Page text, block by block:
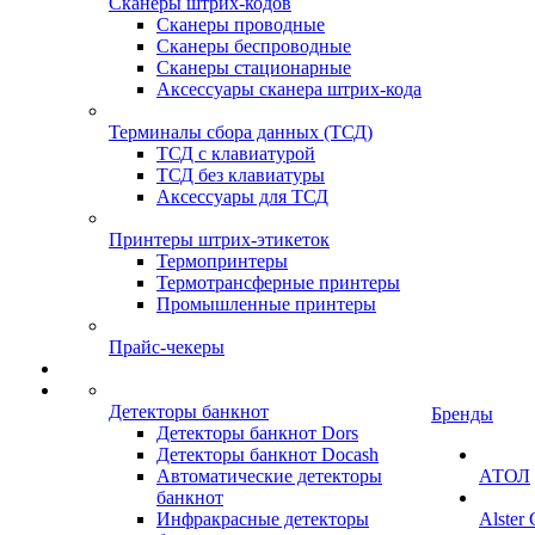
Сканеры проводные
Сканеры беспроводные
Сканеры стационарные
Аксессуары сканера штрих-кода
Терминалы сбора данных (ТСД)
ТСД с клавиатурой
ТСД без клавиатуры
Аксессуары для ТСД
Принтеры штрих-этикеток
Термопринтеры
Термотрансферные принтеры
Промышленные принтеры
Прайс-чекеры
Детекторы банкнот
Детекторы банкнот Dors
Детекторы банкнот Docash
Автоматические детекторы
банкнот
Инфракрасные детекторы
Бренды
АТОЛ
Alster